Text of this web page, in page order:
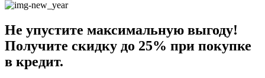
Не упустите максимальную выгоду!
Получите скидку до 25% при покупке
в кредит.